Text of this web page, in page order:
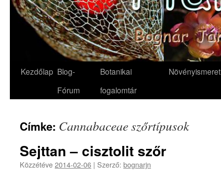
Kezdőlap Blog-
Fórum
Botanikai
fogalomtár
Növényismeret
Címke: Cannabaceae szőrtípusok
Sejttan – cisztolit szőr
Közzétéve2014-02-06 | Szerző: bognarjn